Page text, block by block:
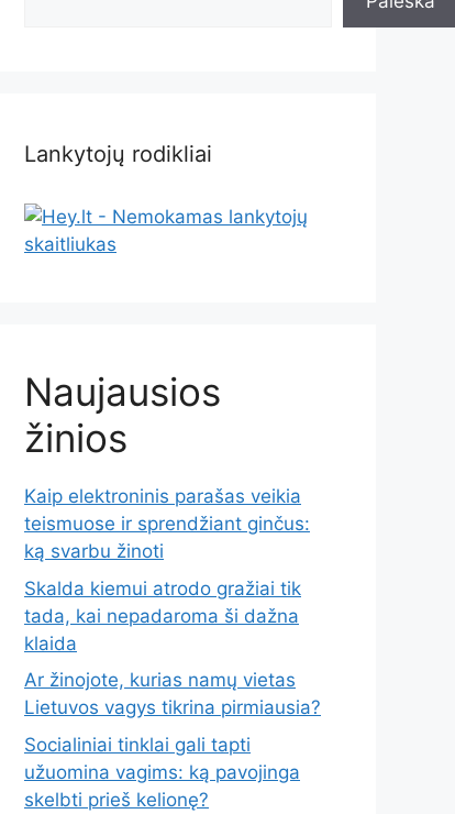
Lankytojų rodikliai
Naujausios
žinios
Kaip elektroninis parašas veikia
teismuose ir sprendžiant ginčus:
ką svarbu žinoti
Skalda kiemui atrodo gražiai tik
tada, kai nepadaroma ši dažna
klaida
Ar žinojote, kurias namų vietas
Lietuvos vagys tikrina pirmiausia?
Socialiniai tinklai gali tapti
užuomina vagims: ką pavojinga
skelbti prieš kelionę?